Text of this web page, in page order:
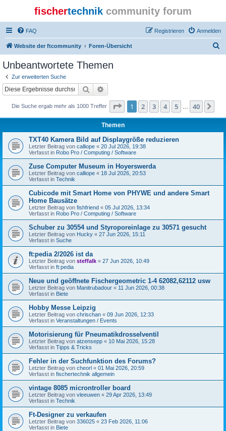
fischertechnik community forum
FAQ Anmelden
Registrieren
Website der ftcommunity Foren-Übersicht
Unbeantwortete Themen
Zur erweiterten Suche
Suche
Die Suche ergab mehr als 1000 Treffer Seite 1von 40
1 2 3 4 5 40
Themen
TXT40 Kamera Bild auf Displaygröße reduzieren
Letzter Beitrag von calliope « 20 Jul 2026, 19:38
Verfasst in Robo Pro / Computing / Software
Zuse Computer Museum in Hoyerswerda
Letzter Beitrag von calliope « 18 Jul 2026, 20:53
Verfasst in Technik
Cubicode mit Smart Home von PHYWE und andere Smart
Home Bausätze
Letzter Beitrag von fishfriend « 05 Jul 2026, 13:34
Verfasst in Robo Pro / Computing / Software
Schuber zu 30554 und Styroporeinlage zu 30571 gesucht
Letzter Beitrag von Hucky « 27 Jun 2026, 15:11
Verfasst in Suche
ft:pedia 2/2026 ist da
Letzter Beitrag von steffalk « 27 Jun 2026, 10:49
Verfasst in ft:pedia
Neue und geöffnete Fischergeometric 1-4 62082,62112 usw
Letzter Beitrag von Manitrubadour « 11 Jun 2026, 00:38
Verfasst in Biete
Hobby Messe Leipzig
Letzter Beitrag von chrischan « 09 Jun 2026, 12:33
Verfasst in Veranstaltungen / Events
Motorisierung für Pneumatikdrosselventil
Letzter Beitrag von atzensepp « 10 Mai 2026, 15:28
Verfasst in Tipps & Tricks
Fehler in der Suchfunktion des Forums?
Letzter Beitrag von cheorl « 01 Mai 2026, 20:59
Verfasst in fischertechnik allgemein
vintage 8085 microntroller board
Letzter Beitrag von vleeuwen « 29 Apr 2026, 13:49
Verfasst in Technik
Ft-Designer zu verkaufen
Letzter Beitrag von 336025 « 23 Feb 2026, 11:06
Verfasst in Biete